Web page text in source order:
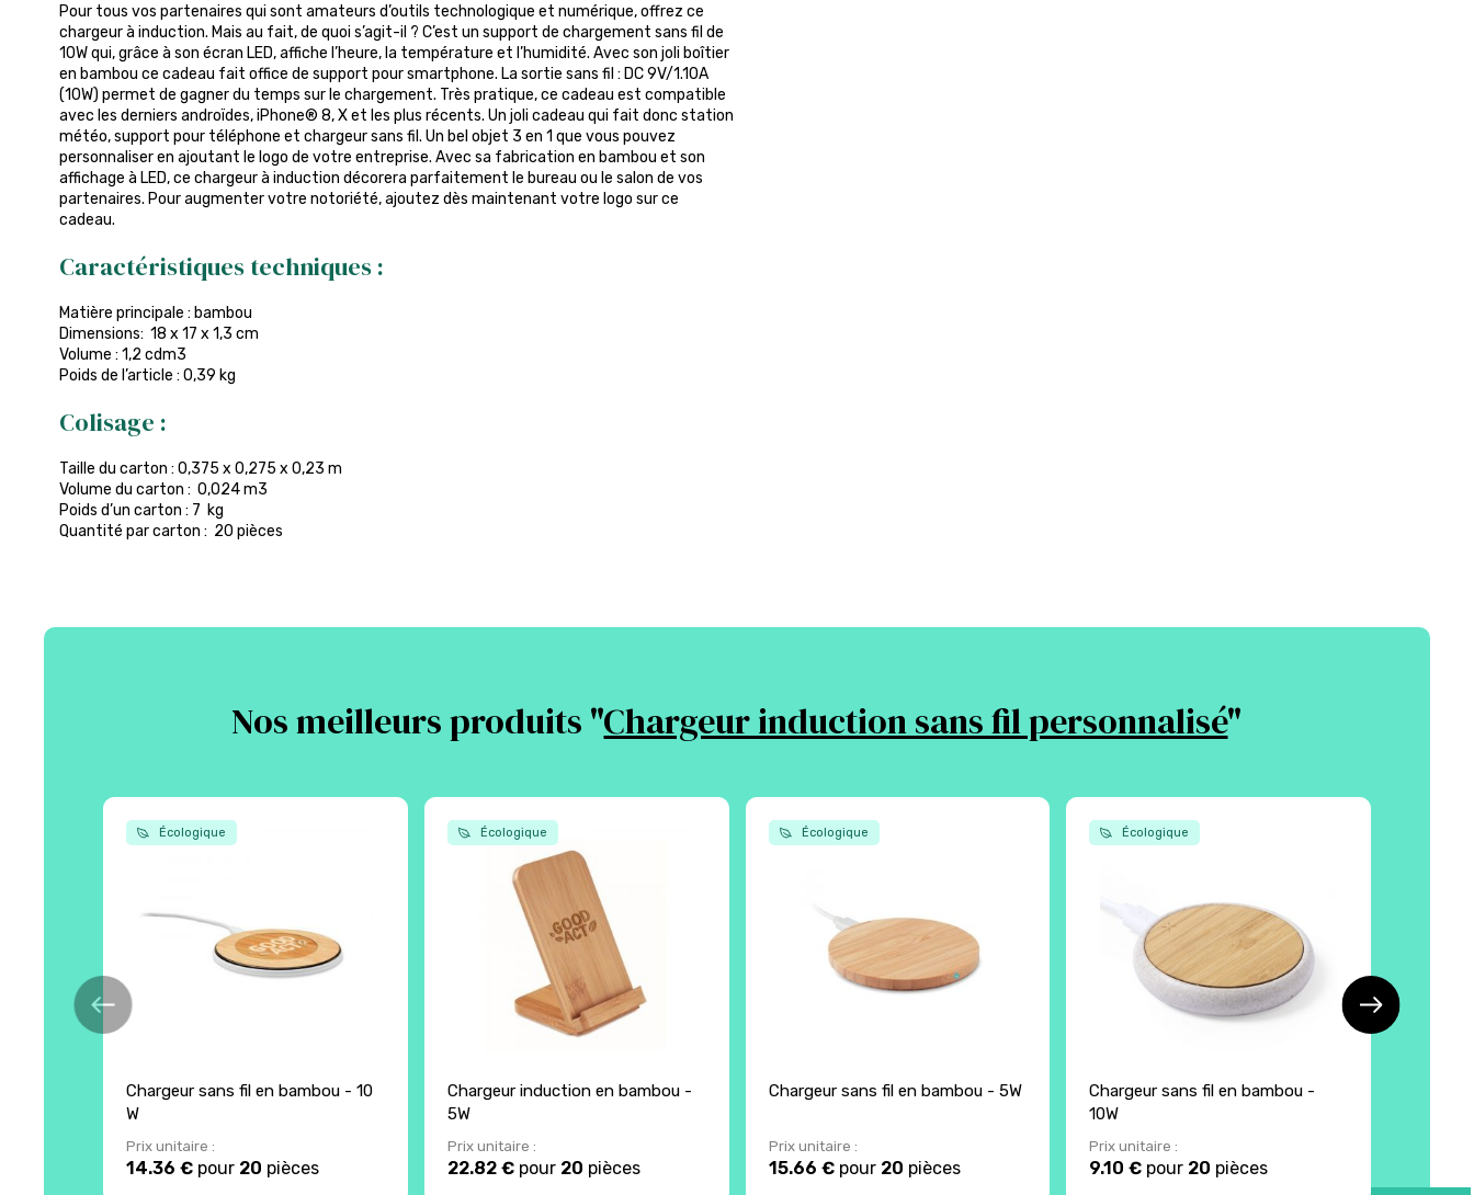
Pour tous vos partenaires qui sont amateurs d’outils technologique et numérique, offrez ce
chargeur à induction. Mais au fait, de quoi s’agit-il ? C’est un support de chargement sans fil de
10W qui, grâce à son écran LED, affiche l’heure, la température et l’humidité. Avec son joli boîtier
en bambou ce cadeau fait office de support pour smartphone. La sortie sans fil : DC 9V/1.10A
(10W) permet de gagner du temps sur le chargement. Très pratique, ce cadeau est compatible
avec les derniers androïdes, iPhone® 8, X et les plus récents. Un joli cadeau qui fait donc station
météo, support pour téléphone et chargeur sans fil. Un bel objet 3 en 1 que vous pouvez
personnaliser en ajoutant le logo de votre entreprise. Avec sa fabrication en bambou et son
affichage à LED, ce chargeur à induction décorera parfaitement le bureau ou le salon de vos
partenaires. Pour augmenter votre notoriété, ajoutez dès maintenant votre logo sur ce
cadeau.
Caractéristiques techniques :
Matière principale : bambou
Dimensions: 18 x 17 x 1,3 cm
Volume : 1,2 cdm3
Poids de l’article : 0,39 kg
Colisage :
Taille du carton : 0,375 x 0,275 x 0,23 m
Volume du carton : 0,024 m3
Poids d’un carton : 7 kg
Quantité par carton : 20 pièces
Nos meilleurs produits "Chargeur induction sans fil personnalisé"
Écologique
Chargeur sans fil en bambou - 10
W
Prix unitaire :
14.36 € pour 20 pièces
Écologique
Chargeur induction en bambou -
5W
Prix unitaire :
22.82 €pour 20 pièces
Écologique
Chargeur sans fil en bambou - 5W
Prix unitaire :
15.66 €pour 20 pièces
Écologique
Chargeur sans fil en bambou -
10W
Prix unitaire :
9.10 € pour 20 pièces